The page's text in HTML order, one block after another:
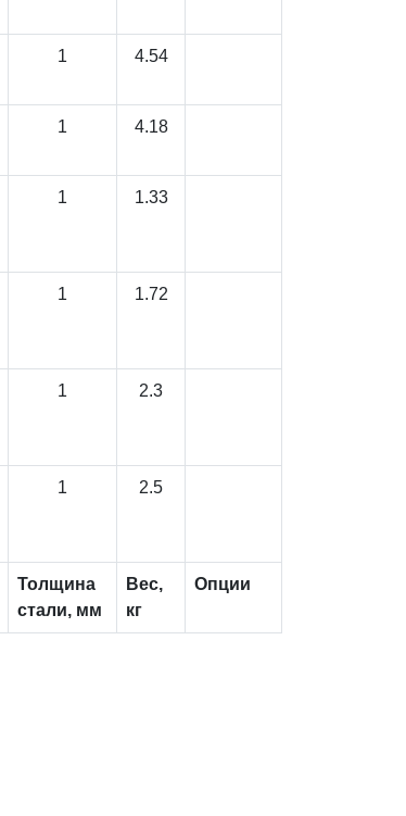
1 4.54
1 4.18
1 1.33
1 1.72
1 2.3
1 2.5
Толщина
стали, мм
Вес,
кг
Опции